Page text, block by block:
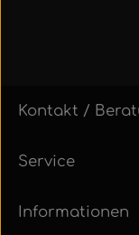
Kontakt /
Service
Informationen